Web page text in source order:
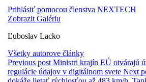
Prihlásiť pomocou členstva NEXTECH
Zobrazit Galériu
Ľuboslav Lacko
Všetky autorove články
Previous post Ministri krajín EÚ otvárajú
regulácie údajov v digitálnom svete Next